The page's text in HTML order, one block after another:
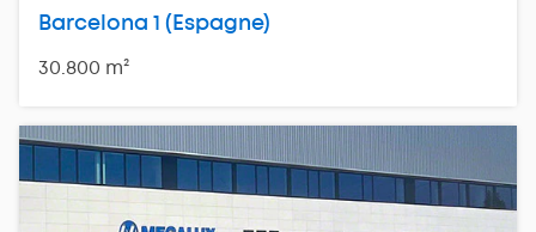
30.800 m²
Barcelona 1 (Espagne)